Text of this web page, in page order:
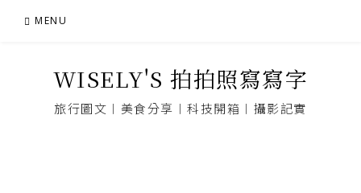
MENU
WISELY'S 拍拍照寫寫字
旅行圖文︱美食分享︱科技開箱︱攝影記實